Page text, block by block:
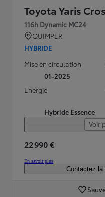
Toyota Yaris
116h Dynamic MC24
QUIMPER
HYBRIDE
Mise en circulation
01-2025
Energie
Hybride Essence
Voir
22 990 €
En savoir plus
Contactez la